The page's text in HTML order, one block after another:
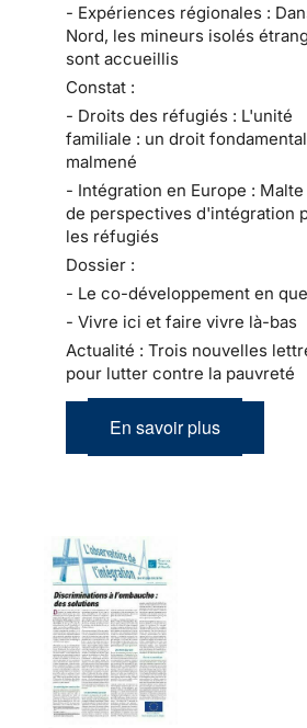
- Expériences régionales :
Nord, les mineurs isolés
sont accueillis
Constat :
- Droits des réfugiés : L'unité
familiale : un droit fondamental
malmené
- Intégration en Europe : Malte
de perspectives d'intégration
les réfugiés
Dossier :
- Le co-développement en
- Vivre ici et faire vivre là-bas
Actualité : Trois nouvelles
pour lutter contre la pauvreté
En savoir plus